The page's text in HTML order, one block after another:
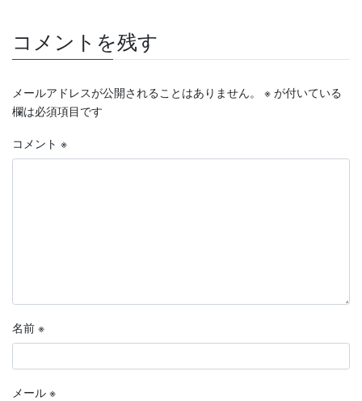
コメントを残す
メールアドレスが公開されることはありません。 ※ が付いている
欄は必須項目です
コメント ※
名前 ※
メール ※